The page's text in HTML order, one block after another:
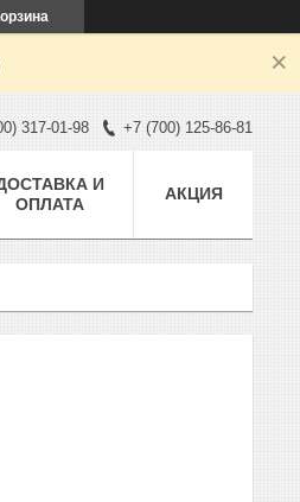
317-01-98 +7 (700) 125-86-81
И
ОПЛАТА
АКЦИЯ